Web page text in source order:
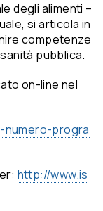
degli alimenti –
si articola in
competenze
pubblica.
on-line nel
numero-progra
http://www.is